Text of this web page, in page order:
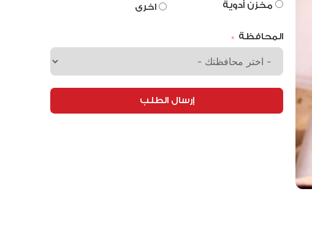
مخزن أدوية
اخرى
المحافظة
إرسال الطلب